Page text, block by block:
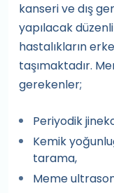
kanseri ve dış
yapılacak
hastalıkların
taşımaktadır.
gerekenler;
Periyodik
Kemik
tarama,
Meme